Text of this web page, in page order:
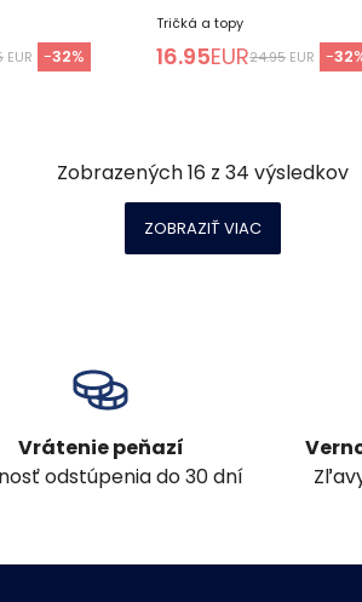
EUR -32%
Tričká a topy
16.95EUR24.95 EUR -32
Zobrazených16 z34 výsledkov
ZOBRAZIŤ VIAC
Vrátenie peňazí
odstúpenia do 30 dní